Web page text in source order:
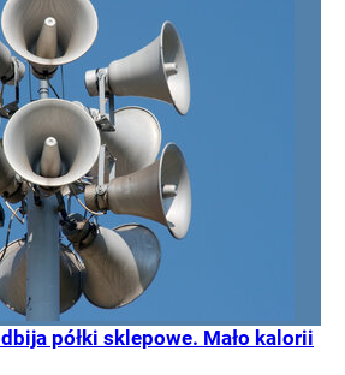
półki sklepowe. Mało kalorii